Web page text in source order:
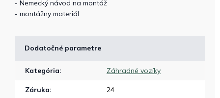
- Nemecký návod na montáž
- montážny materiál
Dodatočné parametre
Kategória: Záhradné vozíky
Záruka: 24